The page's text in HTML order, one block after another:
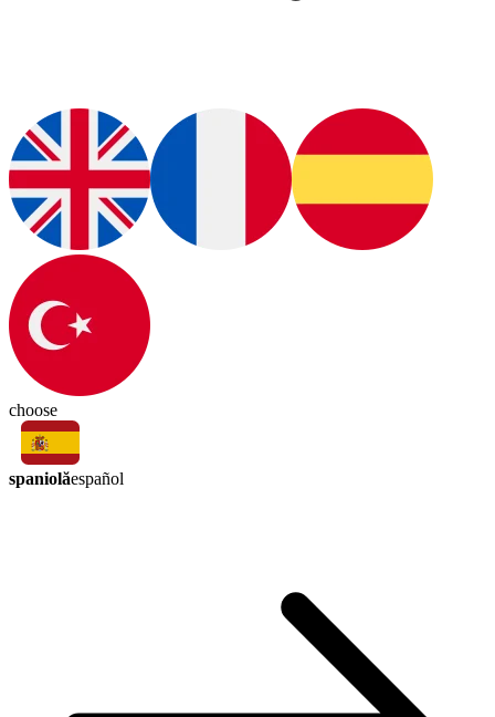
choose
spaniolăespañol